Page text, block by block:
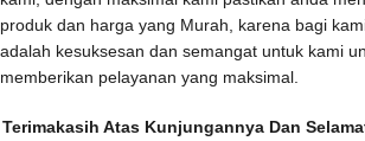
produk dan harga yang Murah, karena bagi
adalah kesuksesan dan semangat untuk kami
memberikan pelayanan yang maksimal.
Terimakasih Atas Kunjungannya Dan